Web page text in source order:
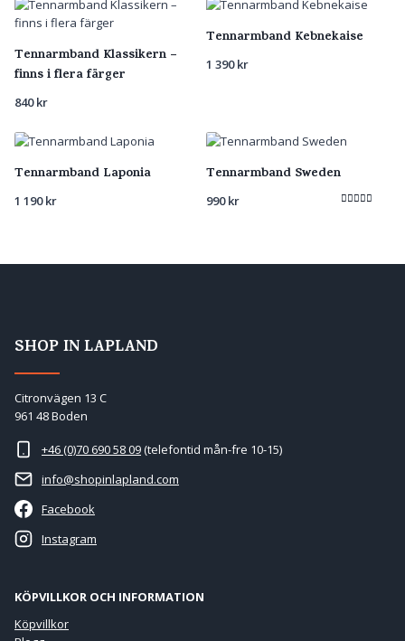
Tennarmband Klassikern –
finns i flera färger
840kr
Tennarmband Kebnekaise
1 390kr
Tennarmband Laponia
1 190kr
Tennarmband Sweden
990kr
SHOP IN LAPLAND
Citronvägen 13 C
961 48 Boden
+46 (0)70 690 58 09(telefontid mån-fre 10-15)
info@shopinlapland.com
Facebook
Instagram
KÖPVILLKOR OCH INFORMATION
Köpvillkor